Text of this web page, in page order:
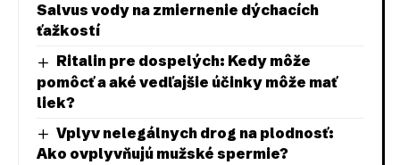
Salvus vody na zmiernenie dýchacích
ťažkostí
Ritalin pre dospelých: Kedy môže
pomôcť a aké vedľajšie účinky môže mať
liek?
Vplyv nelegálnych drog na plodnosť:
Ako ovplyvňujú mužské spermie?